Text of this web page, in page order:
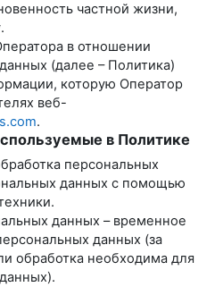
частной жизни,
в отношении
(далее – Политика)
которую Оператор
веб-
.
в Политике
персональных
данных с помощью
данных – временное
данных (за
обработка необходима для